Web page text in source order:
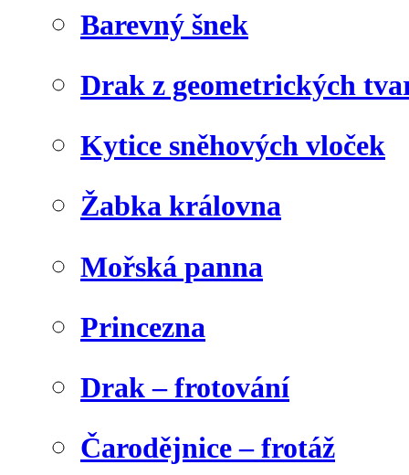
Barevný šnek
Drak z geometrických
Kytice sněhových vloček
Žabka královna
Mořská panna
Princezna
Drak – frotování
Čarodějnice – frotáž